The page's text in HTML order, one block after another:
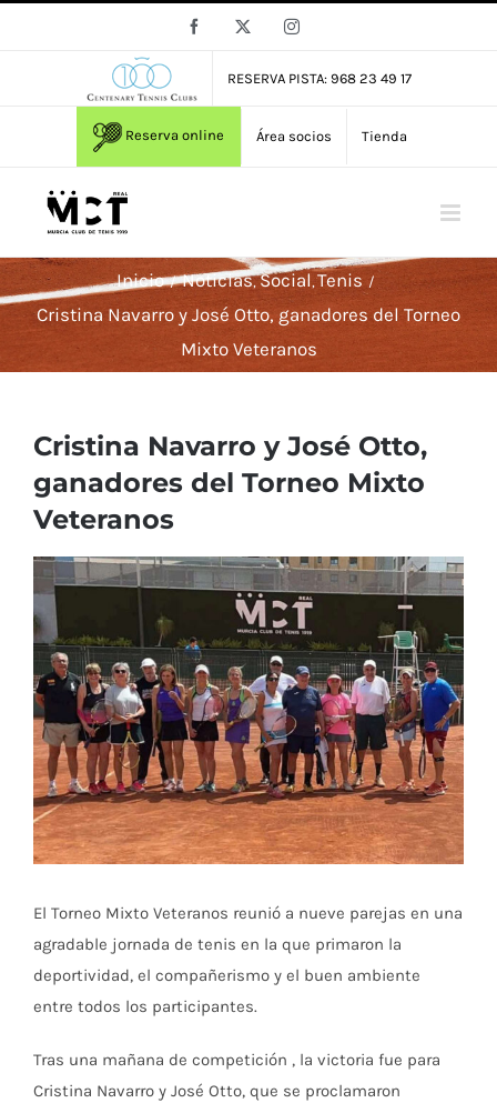
Facebook Instagram
RESERVA PISTA: 968 23 49 17
Reserva online Área socios Tienda
Inicio Noticias Social Tenis
Cristina Navarro y José Otto, ganadores del Torneo
Mixto Veteranos
Cristina Navarro y José Otto,
ganadores del Torneo Mixto
Veteranos
Ver
imagen
más
grande
El Torneo Mixto Veteranos reunió a nueve parejas en una
agradable jornada de tenis en la que primaron la
deportividad, el compañerismo y el buen ambiente
entre todos los participantes.
Tras una mañana de competición , la victoria fue para
Cristina Navarro y José Otto, que se proclamaron